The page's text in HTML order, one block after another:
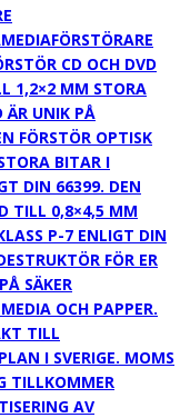
CD OCH DVD
1,2×2 MM STORA
ÄR UNIK PÅ
FÖRSTÖR OPTISK
BITAR I
DIN 66399. DEN
TILL 0,8×4,5 MM
P-7 ENLIGT DIN
FÖR ER
SÄKER
OCH PAPPER.
TILL
I SVERIGE. MOMS
TILLKOMMER
AV